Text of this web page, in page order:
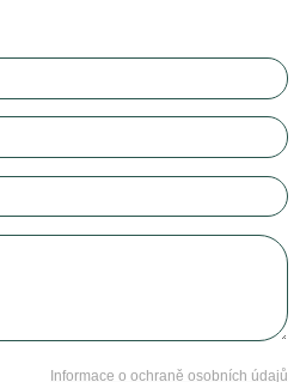
Informace o ochraně osobních údajů